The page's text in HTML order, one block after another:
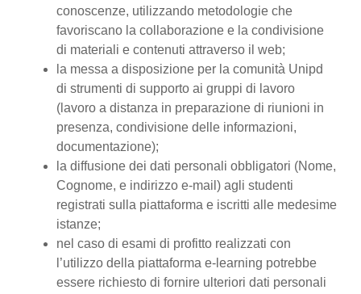
conoscenze, utilizzando metodologie che
favoriscano la collaborazione e la condivisione
di materiali e contenuti attraverso il web;
la messa a disposizione per la comunità Unipd
di strumenti di supporto ai gruppi di lavoro
(lavoro a distanza in preparazione di riunioni in
presenza, condivisione delle informazioni,
documentazione);
la diffusione dei dati personali obbligatori (Nome,
Cognome, e indirizzo e-mail) agli studenti
registrati sulla piattaforma e iscritti alle medesime
istanze;
nel caso di esami di profitto realizzati con
l’utilizzo della piattaforma e-learning potrebbe
essere richiesto di fornire ulteriori dati personali